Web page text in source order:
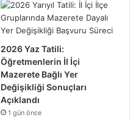
2026 Yaz Tatili:
Öğretmenlerin İl İçi
Mazerete Bağlı Yer
Değişikliği Sonuçları
Açıklandı
1 gün önce